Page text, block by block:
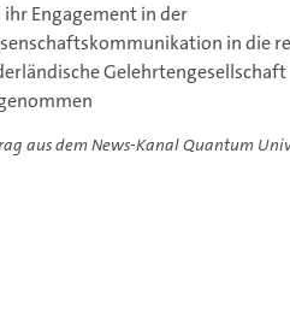
ihr Engagement in der
in die
Gelehrtengesellschaft
aus dem News-Kanal Quantum